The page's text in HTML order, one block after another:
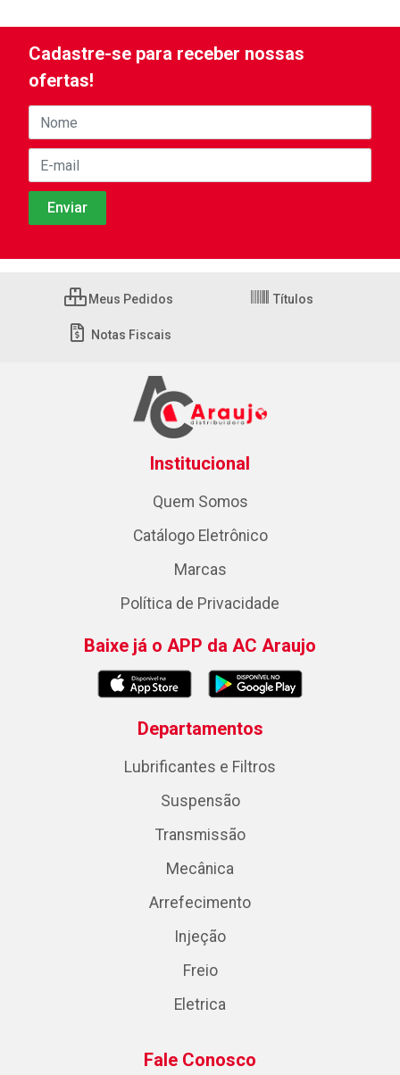
Cadastre-se para receber nossas
ofertas!
Meus Pedidos Títulos
Notas Fiscais
Institucional
Quem Somos
Catálogo Eletrônico
Marcas
Política de Privacidade
Baixe já o APP da AC Araujo
Departamentos
Lubrificantes e Filtros
Suspensão
Transmissão
Mecânica
Arrefecimento
Injeção
Freio
Eletrica
Fale Conosco